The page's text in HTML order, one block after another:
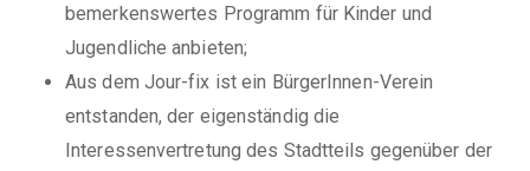
bemerkenswertes Programm für Kinder und
Jugendliche anbieten;
Aus dem Jour-fix ist ein BürgerInnen-Verein
entstanden, der eigenständig die
Interessenvertretung des Stadtteils gegenüber der